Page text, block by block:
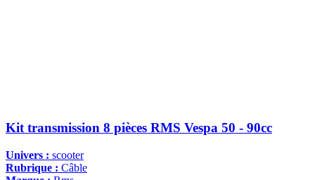
Kit transmission 8 pièces RMS Vespa 50 - 90cc
Univers : scooter
Rubrique : Câble